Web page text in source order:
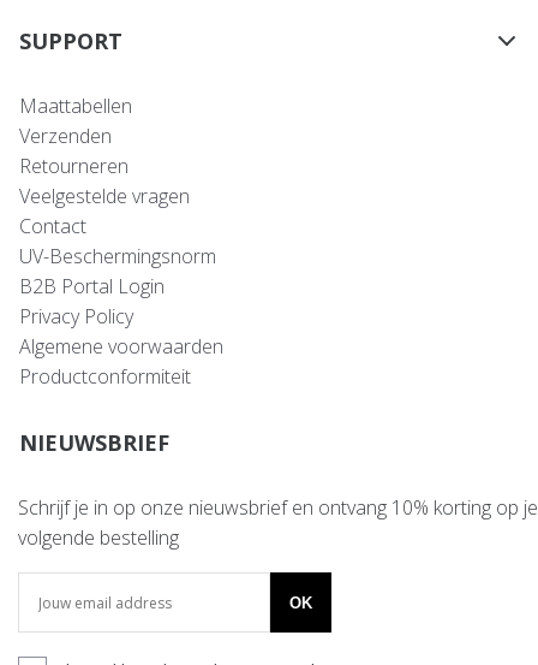
SUPPORT
Maattabellen
Verzenden
Retourneren
Veelgestelde vragen
Contact
UV-Beschermingsnorm
B2B Portal Login
Privacy Policy
Algemene voorwaarden
Productconformiteit
NIEUWSBRIEF
Schrijf je in op onze nieuwsbrief en ontvang 10% korting op je
volgende bestelling
OK